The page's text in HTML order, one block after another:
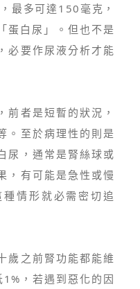
最多可達150毫克，
蛋白尿」。但也不是
必要作尿液分析才能
前者是短暫的狀況，
。至於病理性的則是
尿，通常是腎絲球或
，有可能是急性或慢
情形就必需密切追
歲之前腎功能都能維
，若遇到惡化的因